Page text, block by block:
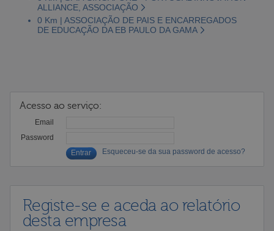
ALLIANCE, ASSOCIAÇÃO
0 Km | ASSOCIAÇÃO DE PAIS E ENCARREGADOS
DE EDUCAÇÃO DA EB PAULO DA GAMA
Acesso ao serviço:
Email
Password
Esqueceu-se da sua password de acesso?
Registe-se e aceda ao relatório
desta empresa